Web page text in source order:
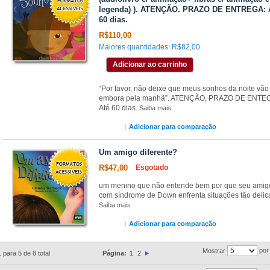
legenda) ). ATENÇÃO. PRAZO DE ENTREGA:
60 dias.
R$110,00
Maiores quantidades: R$82,00
Adicionar ao carrinho
“Por favor, não deixe que meus sonhos da noite vão
embora pela manhã”. ATENÇÃO, PRAZO DE
Até 60 dias. Saiba mais
| Adicionar para comparação
Um amigo diferente?
R$47,00
Esgotado
um menino que não entende bem por que seu
com síndrome de Down enfrenta situações tão
Saiba mais
| Adicionar para comparação
para 5 de 8 total Mostrar por
Página: 1 2